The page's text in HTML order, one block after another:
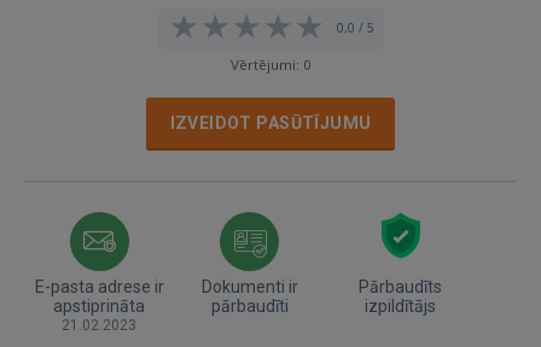
0,0 / 5
Vērtējumi: 0
IZVEIDOT PASŪTĪJUMU
E-pasta adrese ir
apstiprināta
21.02.2023
Dokumenti ir
pārbaudīti
Pārbaudīts
izpildītājs